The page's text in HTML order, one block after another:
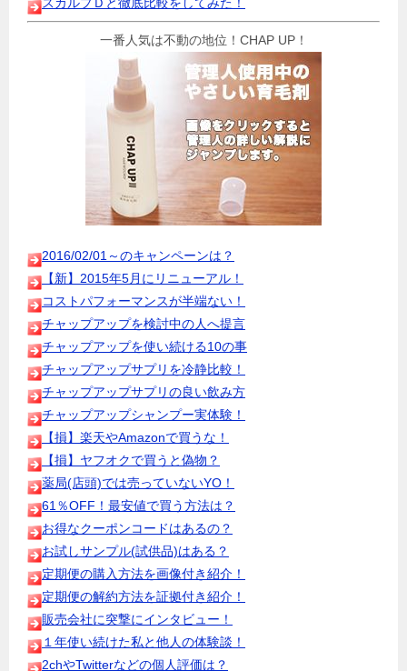
一番人気は不動の地位！CHAP UP！
2016/02/01～のキャンペーンは？
【新】2015年5月にリニューアル！
コストパフォーマンスが半端ない！
チャップアップを検討中の人へ提言
チャップアップを使い続ける10の事
チャップアップサプリを冷静比較！
チャップアップサプリの良い飲み方
チャップアップシャンプー実体験！
【損】楽天やAmazonで買うな！
【損】ヤフオクで買うと偽物？
薬局(店頭)では売っていないYO！
61％OFF！最安値で買う方法は？
お得なクーポンコードはあるの？
お試しサンプル(試供品)はある？
定期便の購入方法を画像付き紹介！
定期便の解約方法を証拠付き紹介！
販売会社に突撃にインタビュー！
１年使い続けた私と他人の体験談！
2chやTwitterなどの個人評価は？